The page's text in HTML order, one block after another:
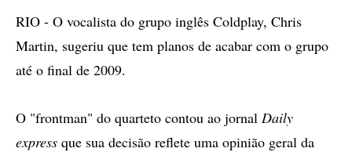
RIO - O vocalista do grupo inglês Coldplay, Chris
Martin, sugeriu que tem planos de acabar com o grupo
até o final de 2009.
O "frontman" do quarteto contou ao jornal Daily
express que sua decisão reflete uma opinião geral da